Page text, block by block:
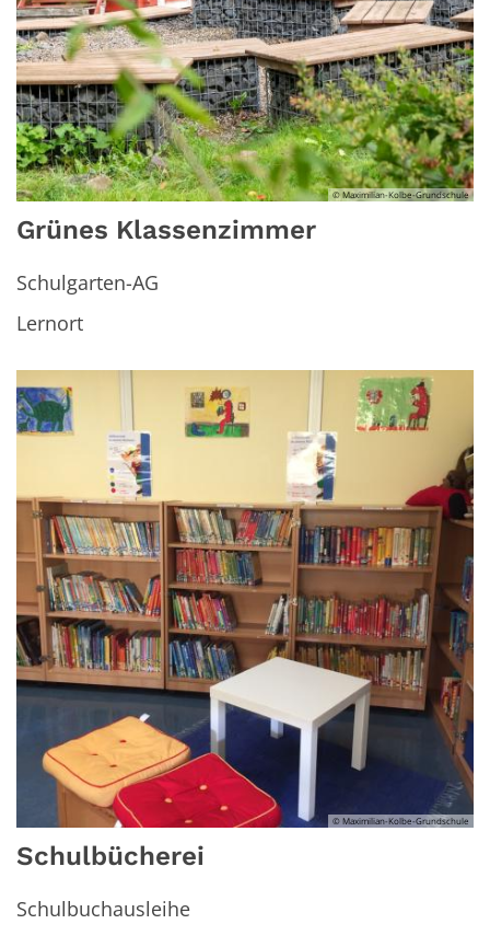
© Maximilian-Kolbe-Grundschule
Grünes Klassenzimmer
Schulgarten-AG
Lernort
© Maximilian-Kolbe-Grundschule
Schulbücherei
Schulbuchausleihe